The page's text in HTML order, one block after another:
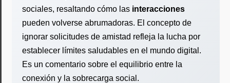
sociales, resaltando cómo las interacciones
pueden volverse abrumadoras. El concepto de
ignorar solicitudes de amistad refleja la lucha por
establecer límites saludables en el mundo digital.
Es un comentario sobre el equilibrio entre la
conexión y la sobrecarga social.